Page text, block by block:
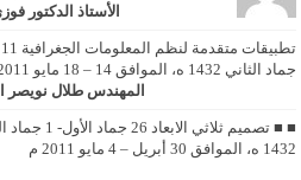
الأستاذ الدكتور
جماد الثاني 1432 ه، الموافق 14 – 18 مايو 2011 م
المهندس طلال نويصر
■ ■ تصميم ثلاثي الابعاد 26
1432 ه، الموافق 30 أبريل – 4 مايو 2011 م